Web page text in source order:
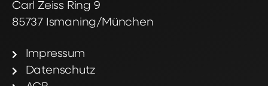
Carl Zeiss Ring 9
85737 Ismaning/München
Impressum
Datenschutz